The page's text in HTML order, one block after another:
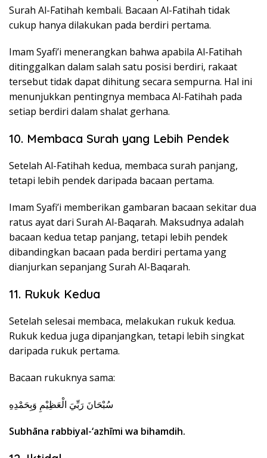
Surah Al-Fatihah kembali. Bacaan Al-Fatihah tidak
cukup hanya dilakukan pada berdiri pertama.
Imam Syafi’i menerangkan bahwa apabila Al-Fatihah
ditinggalkan dalam salah satu posisi berdiri, rakaat
tersebut tidak dapat dihitung secara sempurna. Hal ini
menunjukkan pentingnya membaca Al-Fatihah pada
setiap berdiri dalam shalat gerhana.
10. Membaca Surah yang Lebih Pendek
Setelah Al-Fatihah kedua, membaca surah panjang,
tetapi lebih pendek daripada bacaan pertama.
Imam Syafi’i memberikan gambaran bacaan sekitar dua
ratus ayat dari Surah Al-Baqarah. Maksudnya adalah
bacaan kedua tetap panjang, tetapi lebih pendek
dibandingkan bacaan pada berdiri pertama yang
dianjurkan sepanjang Surah Al-Baqarah.
11. Rukuk Kedua
Setelah selesai membaca, melakukan rukuk kedua.
Rukuk kedua juga dipanjangkan, tetapi lebih singkat
daripada rukuk pertama.
Bacaan rukuknya sama:
سُبْحَانَ رَبِّيَ الْعَظِيْمِ وَبِحَمْدِهِ
Subhāna rabbiyal-‘azhīmi wa bihamdih.